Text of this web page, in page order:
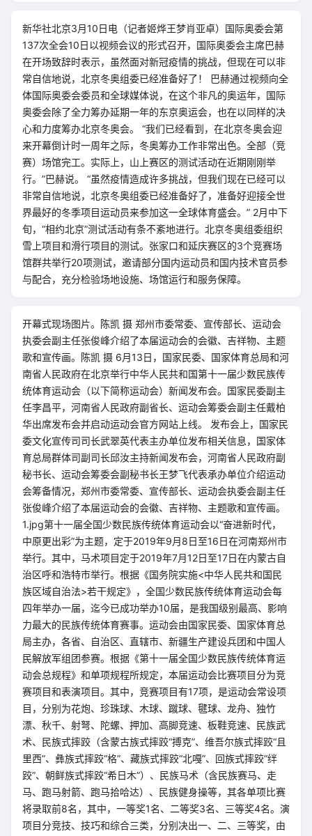
新华社北京3月10日电（记者姬烨王梦肖亚卓）国际奥委会第
137次全会10日以视频会议的形式召开，国际奥委会主席巴赫
在开场致辞时表示，虽然面对新冠疫情的挑战，但现在可以非
常自信地说，北京冬奥组委已经准备好了！ 巴赫通过视频向全
体国际奥委会委员和全球媒体说，在这个非凡的奥运年，国际
奥委会除了全力筹办延期一年的东京奥运会，也在以同样的决
心和力度筹办北京冬奥会。 “我们已经看到，在北京冬奥会迎
来开幕倒计时一周年之际，冬奥筹办工作非常出色。全部（竞
赛）场馆完工。实际上，山上赛区的测试活动在近期刚刚举
行。”巴赫说。 “虽然疫情造成许多挑战，但我们现在已经可以
非常自信地说，北京冬奥组委已经准备好了，准备好迎接全世
界最好的冬季项目运动员来参加这一全球体育盛会。” 2月中下
旬，“相约北京”测试活动有条不紊地进行。北京冬奥组委组织
雪上项目和滑行项目的测试。张家口和延庆赛区的3个竞赛场
馆群共举行20项测试，邀请部分国内运动员和国内技术官员参
与配合，充分检验场地设施、场馆运行和服务保障。
开幕式现场图片。陈凯 摄 郑州市委常委、宣传部长、运动会
执委会副主任张俊峰介绍了本届运动会的会徽、吉祥物、主题
歌和宣传画。陈凯 摄 6月13日，国家民委、国家体育总局和河
南省人民政府在北京举行中华人民共和国第十一届少数民族传
统体育运动会（以下简称运动会）新闻发布会。国家民委副主
任李昌平，河南省人民政府副省长、运动会筹委会副主任戴柏
华出席发布会并启动运动会官方网站上线。 发布会上，国家民
委文化宣传司司长武翠英代表主办单位发布相关信息，国家体
育总局群体司副司长邱汝主持新闻发布会，河南省人民政府副
秘书长、运动会筹委会副秘书长王梦飞代表承办单位介绍运动
会筹备情况，郑州市委常委、宣传部长、运动会执委会副主任
张俊峰介绍了本届运动会的会徽、吉祥物、主题歌和宣传画。
1.jpg第十一届全国少数民族传统体育运动会以“奋进新时代，
中原更出彩”为主题，定于2019年9月8日至16日在河南郑州市
举行。其中，马术项目定于2019年7月12日至17日在内蒙古自
治区呼和浩特市举行。根据《国务院实施<中华人民共和国民
族区域自治法>若干规定》，全国少数民族传统体育运动会每
四年举办一届，迄今已成功举办10届，是我国级别最高、影响
力最大的民族传统体育赛事。运动会由国家民委、国家体育总
局主办，各省、自治区、直辖市、新疆生产建设兵团和中国人
民解放军组团参赛。根据《第十一届全国少数民族传统体育运
动会总规程》和单项规程所规定，本届运动会比赛项目分为竞
赛项目和表演项目。其中，竞赛项目有17项，是运动会常设项
目，分别为花炮、珍珠球、木球、蹴球、毽球、龙舟、独竹
漂、秋千、射弩、陀螺、押加、高脚竞速、板鞋竞速、民族武
术、民族式摔跤（含蒙古族式摔跤“搏克”、维吾尔族式摔跤“且
里西”、彝族式摔跤“格”、藏族式摔跤“北嘎”、回族式摔跤“绊
跤”、朝鲜族式摔跤“希日木”）、民族马术（含民族赛马、走
马、跑马射箭、跑马拾哈达）、民族健身操等，其各单项比赛
将录取前8名，其中，一等奖1名、二等奖3名、三等奖4名。演
项目分竞技、技巧和综合三类，分别决出一、二、三等奖，由